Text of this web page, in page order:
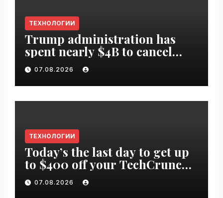
ТЕХНОЛОГИИ
Trump administration has
spent nearly $4B to cancel
offshore wind farms |
VseTime.ru
07.08.2026
ТЕХНОЛОГИИ
Today’s the last day to get up
to $400 off your TechCrunch
Disrupt 2026 ticket |
VseTime.ru
07.08.2026